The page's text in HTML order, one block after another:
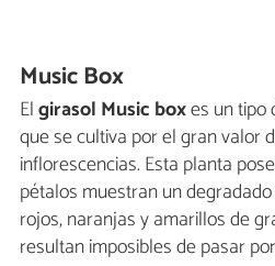
Music Box
Elgirasol Music boxes un tipo
que se cultiva por el gran valor
inflorescencias. Esta planta
pétalos muestran un
rojos, naranjas y amarillos de
resultan imposibles de pasar